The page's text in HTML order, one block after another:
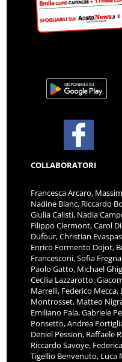
COLLABORATORI
Francesca Arcaro,
Nadine Blanc, Riccardo
Giulia Calisti, Nadia
Filippo Clermont, Carol
Dufour, Christian
Enrico Formento Dojot,
Francesconi, Sofia
Paolo Gatto, Michael
Cecilia Lazzarotto,
Marrelli, Federico
Montrosset, Matteo
Emiliano Pala, Gabriele
Ponsetto, Andrea
Deniel Pession, Raffaele
Riccardo Savoye,
Tigellio Benvenuto, Luca